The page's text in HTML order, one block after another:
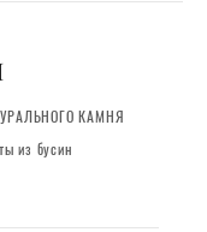
КАМНЯ
из бусин